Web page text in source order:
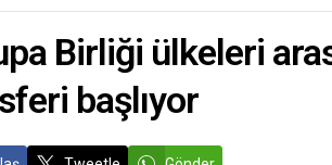
Birliği ülkeleri
başlıyor